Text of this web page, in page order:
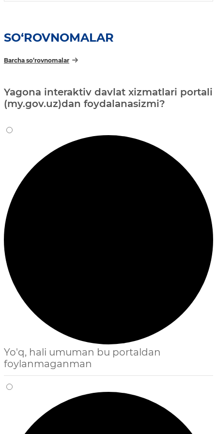
SO‘ROVNOMALAR
Barcha so‘rovnomalar
Yagona interaktiv davlat xizmatlari portali
(my.gov.uz)dan foydalanasizmi?
Yo'q, hali umuman bu portaldan
foylanmaganman